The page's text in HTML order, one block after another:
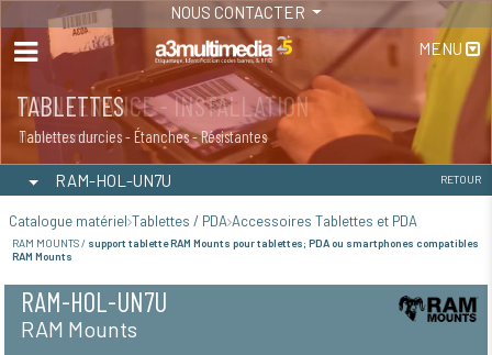
NOUS CONTACTER
MENU
MAINTENANCE - INSTALLATION
Maintenance
TABLETTES
Tablettes durcies - Étanches - Résistantes
RAM-HOL-UN7U RETOUR
Catalogue matériel Tablettes / PDA Accessoires Tablettes et PDA
RAM MOUNTS / support tablette RAM Mounts pour tablettes; PDA ou smartphones compatibles
RAM Mounts
RAM-HOL-UN7U
RAM Mounts